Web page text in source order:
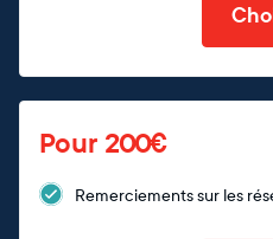
Pour 200€
Remerciements sur les